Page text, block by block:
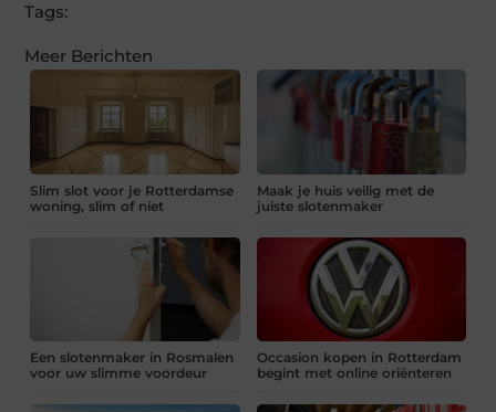
Tags:
Meer Berichten
Slim slot voor je Rotterdamse
woning, slim of niet
Maak je huis veilig met de
juiste slotenmaker
Een slotenmaker in Rosmalen
voor uw slimme voordeur
Occasion kopen in Rotterdam
begint met online oriënteren